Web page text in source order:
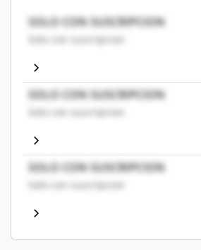
SOLO CON SUSCRIPCION
Solo con suscripcion
SOLO CON SUSCRIPCION
Solo con suscripcion
SOLO CON SUSCRIPCION
Solo con suscripcion